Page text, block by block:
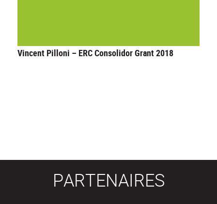
Vincent Pilloni – ERC Consolidor Grant 2018
PARTENAIRES